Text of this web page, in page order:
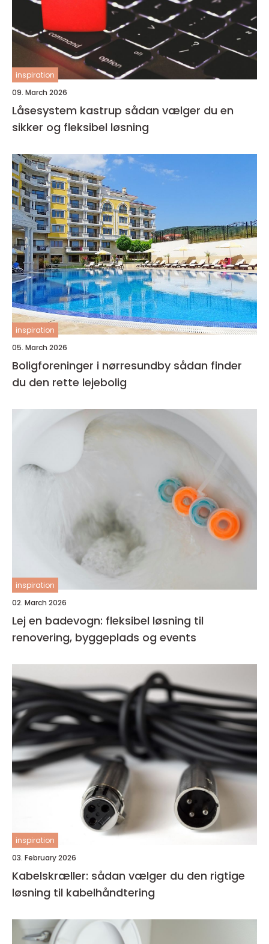
inspiration
09. March 2026
Låsesystem kastrup sådan vælger du en
sikker og fleksibel løsning
inspiration
05. March 2026
Boligforeninger i nørresundby sådan finder
du den rette lejebolig
inspiration
02. March 2026
Lej en badevogn: fleksibel løsning til
renovering, byggeplads og events
inspiration
03. February 2026
Kabelskræller: sådan vælger du den rigtige
løsning til kabelhåndtering